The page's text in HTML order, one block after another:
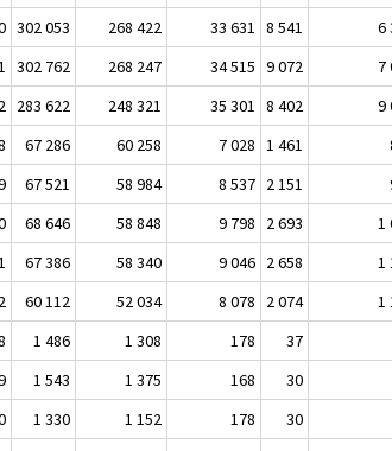
302 053 268 422 33 631 8 541 6
302 762 268 247 34 515 9 072 7
283 622 248 321 35 301 8 402 9
67 286 60 258 7 028 1 461
67 521 58 984 8 537 2 151
68 646 58 848 9 798 2 693 1
67 386 58 340 9 046 2 658 1
60 112 52 034 8 078 2 074 1
1 486 1 308 178 37
1 543 1 375 168 30
1 330 1 152 178 30